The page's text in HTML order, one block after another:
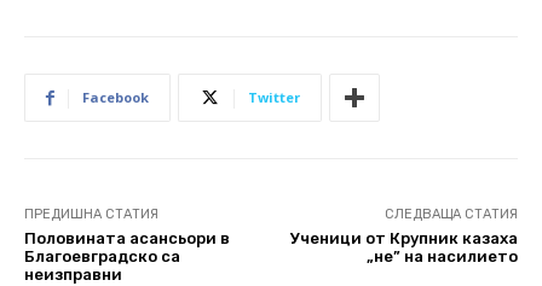
Facebook Twitter
ПРЕДИШНА СТАТИЯ
Половината асансьори в
Благоевградско са
неизправни
СЛЕДВАЩА СТАТИЯ
Ученици от Крупник казаха
„не” на насилието